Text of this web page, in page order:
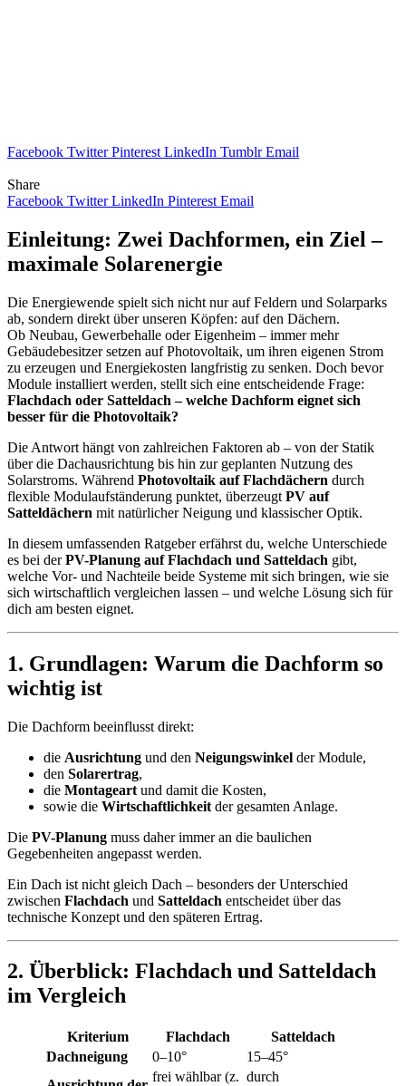
Facebook Twitter Pinterest LinkedIn Tumblr Email
Share
Facebook Twitter LinkedIn Pinterest Email
Einleitung: Zwei Dachformen, ein Ziel –
maximale Solarenergie
Die Energiewende spielt sich nicht nur auf Feldern und Solarparks
ab, sondern direkt über unseren Köpfen: auf den Dächern.
Ob Neubau, Gewerbehalle oder Eigenheim – immer mehr
Gebäudebesitzer setzen auf Photovoltaik, um ihren eigenen Strom
zu erzeugen und Energiekosten langfristig zu senken. Doch bevor
Module installiert werden, stellt sich eine entscheidende Frage:
Flachdach oder Satteldach – welche Dachform eignet sich
besser für die Photovoltaik?
Die Antwort hängt von zahlreichen Faktoren ab – von der Statik
über die Dachausrichtung bis hin zur geplanten Nutzung des
Solarstroms. Während Photovoltaik auf Flachdächern durch
flexible Modulaufständerung punktet, überzeugt PV auf
Satteldächern mit natürlicher Neigung und klassischer Optik.
In diesem umfassenden Ratgeber erfährst du, welche Unterschiede
es bei derPV-Planung auf Flachdach und Satteldach gibt,
welche Vor- und Nachteile beide Systeme mit sich bringen, wie sie
sich wirtschaftlich vergleichen lassen – und welche Lösung sich für
dich am besten eignet.
1. Grundlagen: Warum die Dachform so
wichtig ist
Die Dachform beeinflusst direkt:
die Ausrichtung und den Neigungswinkel der Module,
den Solarertrag,
die Montageart und damit die Kosten,
sowie die Wirtschaftlichkeit der gesamten Anlage.
Die PV-Planung muss daher immer an die baulichen
Gegebenheiten angepasst werden.
Ein Dach ist nicht gleich Dach – besonders der Unterschied
zwischen Flachdach und Satteldach entscheidet über das
technische Konzept und den späteren Ertrag.
2. Überblick: Flachdach und Satteldach
im Vergleich
Kriterium Flachdach
Satteldach
Dachneigung
0–10°
15–45°
frei wählbar (z. durch